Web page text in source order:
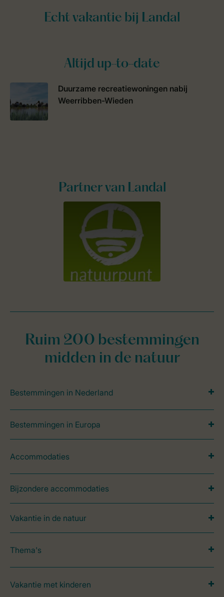
Altijd up-to-date
Duurzame recreatiewoningen nabij
Weerribben-Wieden
Partner van Landal
Ruim 200 bestemmingen
midden in de natuur
Bestemmingen in Nederland
Bestemmingen in Europa
Accommodaties
Bijzondere accommodaties
Vakantie in de natuur
Thema's
Vakantie met kinderen